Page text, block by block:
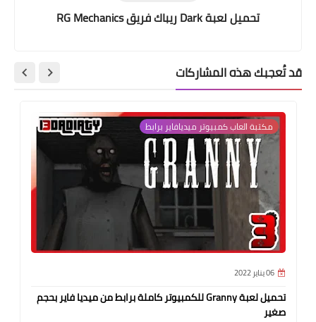
تحميل لعبة Dark ريباك فريق RG Mechanics
قد تُعجبك هذه المشاركات
مكتبة العاب كمبيوتر ميديافاير برابط
06 يناير 2022
تحميل لعبة Granny للكمبيوتر كاملة برابط من ميديا فاير بحجم
صغير